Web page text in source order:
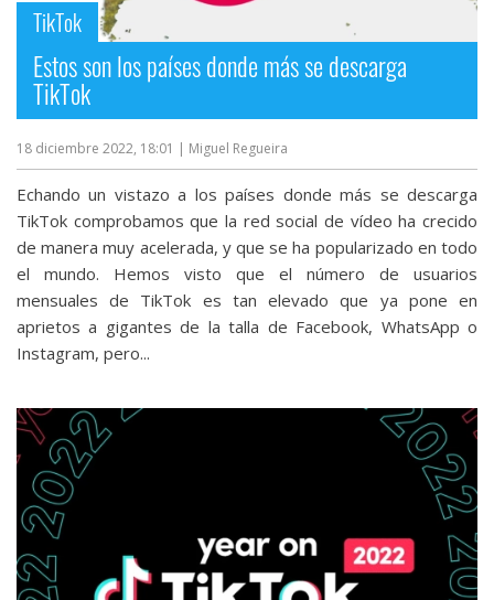
TikTok
Estos son los países donde más se descarga
TikTok
18 diciembre 2022, 18:01 | Miguel Regueira
Echando un vistazo a los países donde más se descarga
TikTok comprobamos que la red social de vídeo ha crecido
de manera muy acelerada, y que se ha popularizado en todo
el mundo. Hemos visto que el número de usuarios
mensuales de TikTok es tan elevado que ya pone en
aprietos a gigantes de la talla de Facebook, WhatsApp o
Instagram, pero...